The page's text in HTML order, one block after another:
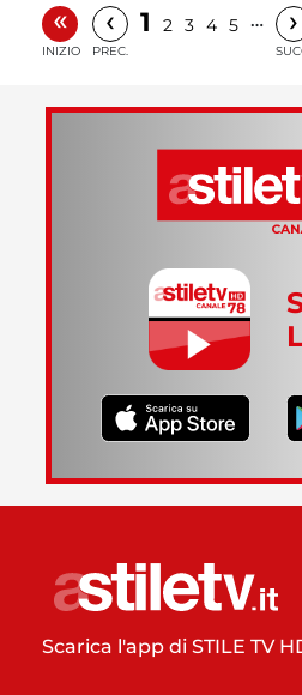
«
INIZIO
‹
PREC.
1 2 3 4 5 … ›
Scarica l'app di STILE TV